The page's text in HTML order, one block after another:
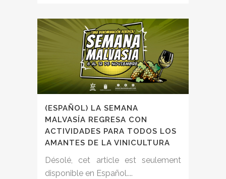
(ESPAÑOL) LA SEMANA
MALVASÍA REGRESA CON
ACTIVIDADES PARA TODOS LOS
AMANTES DE LA VINICULTURA
Désolé, cet article est seulement
disponible en Español....